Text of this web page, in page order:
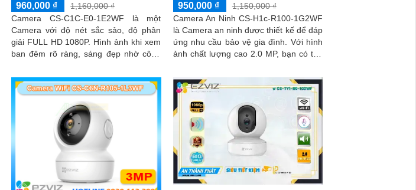
960,000 ₫
1,160,000 ₫
Camera CS-C1C-E0-1E2WF là một
Camera với độ nét sắc sảo, độ phân
giải FULL HD 1080P. Hình ảnh khi xem
ban đêm rõ ràng, sáng đẹp nhờ công
950,000 ₫
1,150,000 ₫
Camera An Ninh CS-H1c-R100-1G2WF
là Camera an ninh được thiết kế để đáp
ứng nhu cầu bảo vệ gia đình. Với hình
ảnh chất lượng cao 2.0 MP, bạn có thể